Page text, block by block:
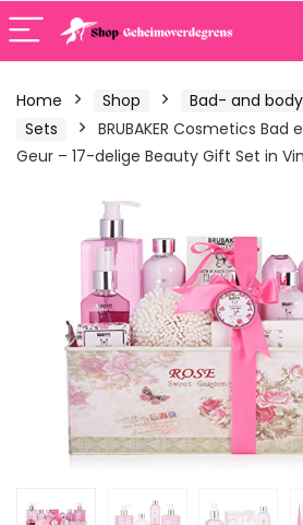
Home Shop
Bad- and
Sets
BRUBAKER Cosmetics Bad
Geur – 17-delige Beauty Gift Set in